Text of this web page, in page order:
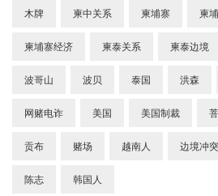
木牌 柬中关系 柬埔寨 柬
柬埔寨经济 柬泰关系 柬泰边境
波哥山 波贝 泰国 洪森
网赌电诈 美国 美国制裁
贡布 赌场 越南人 边境冲突
陈志 韩国人